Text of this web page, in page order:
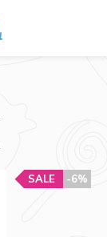
-6%
SALE